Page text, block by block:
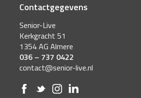
Contactgegevens
Senior-Live
Kerkgracht 51
1354 AG Almere
036 – 737 0422
contact@senior-live.nl